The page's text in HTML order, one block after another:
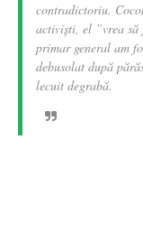
contradictoriu.
activiști, el ”vrea să
primar general am
debusolat după
lecuit degrabă.